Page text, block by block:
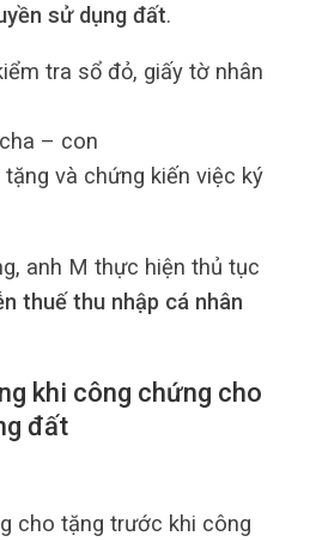
sử dụng đất.
tra sổ đỏ, giấy tờ nhân
– con
và chứng kiến việc ký
anh M thực hiện thủ tục
thuế thu nhập cá nhân
khi công chứng cho
đất
cho tặng trước khi công